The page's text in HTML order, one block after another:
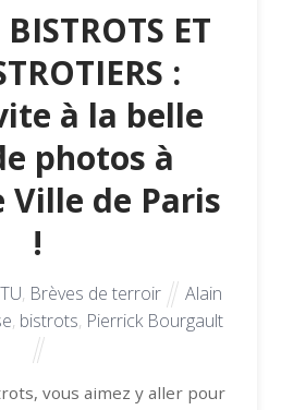
ET
:
à la belle
photos à
Ville de Paris
!
, Brèves de terroir
Alain
, bistrots, Pierrick Bourgault
vous aimez y aller pour